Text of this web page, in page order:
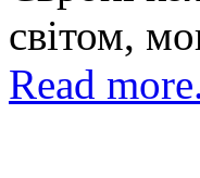
світом,
Read